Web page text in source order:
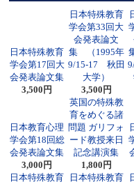
日本特殊教育
学会第17回大
会発表論文集
3,500円
日本特殊教育
学会第33回大
会発表論文
集 （1995年
9/15-17 秋田
大学）
3,500円
日本教育心理
学会第18回総
会発表論文集
3,000円
英国の特殊教
育をめぐる諸
問題 ガリフォ
ード教授来日
記念講演集
1,800円
日本特殊教育
日本特殊教育